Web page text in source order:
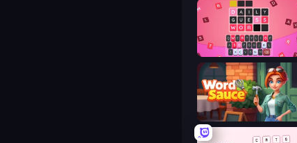
Wordling
Word Sauce